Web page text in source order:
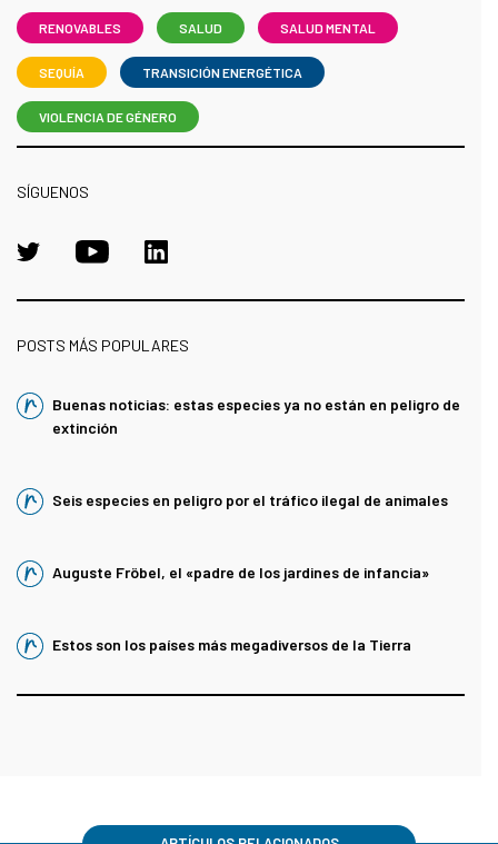
RENOVABLES SALUD SALUD MENTAL
SEQUÍA TRANSICIÓN ENERGÉTICA
VIOLENCIA DE GÉNERO
SÍGUENOS
POSTS MÁS POPULARES
Buenas noticias: estas especies ya no están en peligro de
extinción
Seis especies en peligro por el tráfico ilegal de animales
Auguste Fröbel, el «padre de los jardines de infancia»
Estos son los países más megadiversos de la Tierra